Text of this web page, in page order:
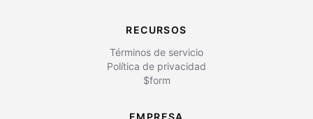
RECURSOS
Términos de servicio
Política de privacidad
$form
EMPRESA